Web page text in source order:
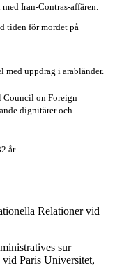
Iran-Contras-affären.
tiden för mordet på
med uppdrag i arabländer.
Council on Foreign
dignitärer och
år
Relationer vid
sur
Paris Universitet,